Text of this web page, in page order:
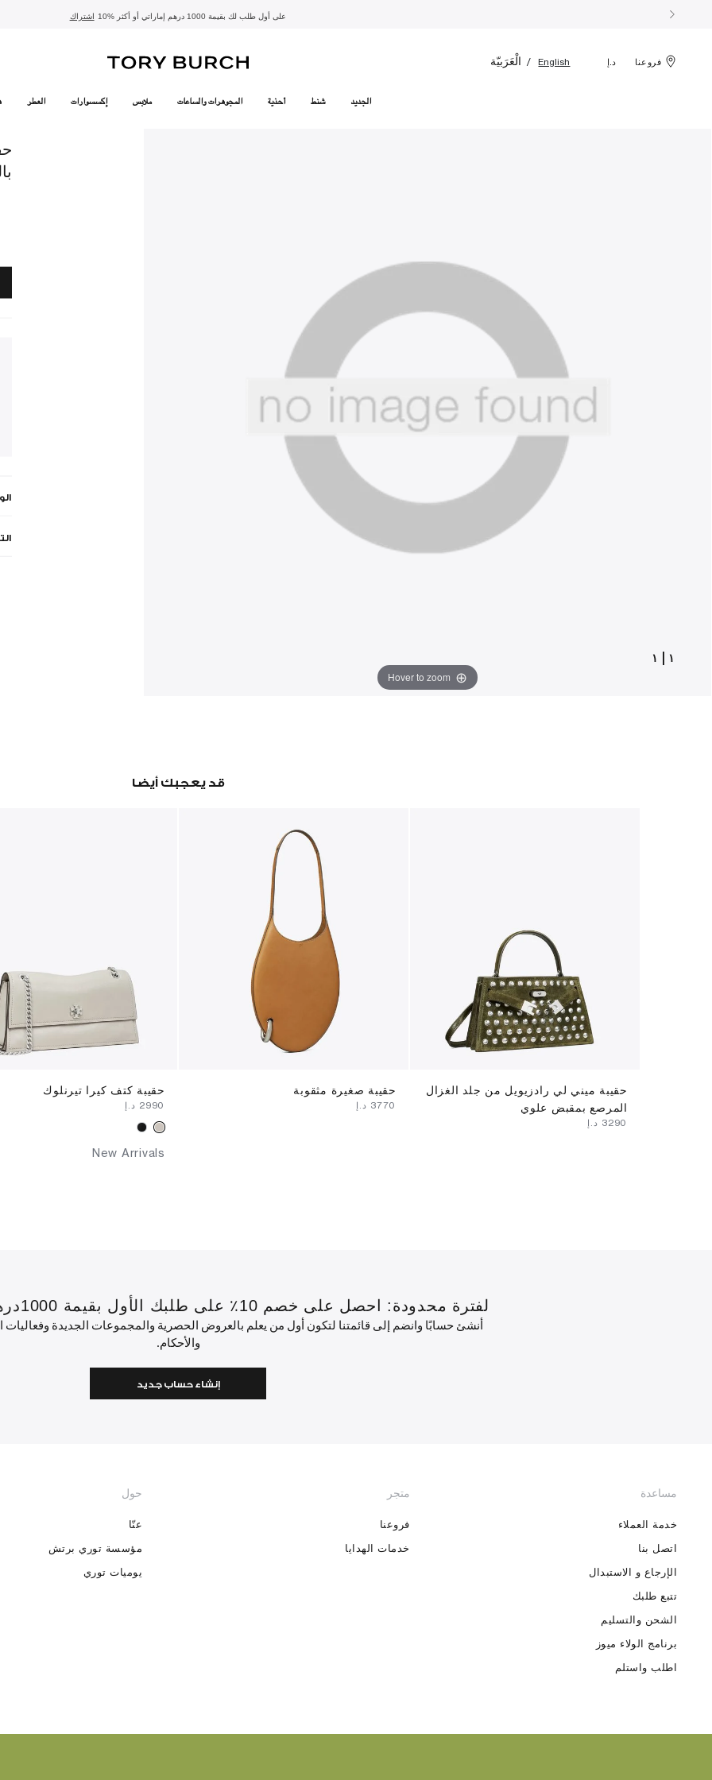
الموسم الجديد: إطلالات العملتسوّقي التشكيلة تشكيلة عيد الأضحىتسوقي اشتراك 10% على أول طلب لك بقيمة 1000 درهم إماراتي أو أكثر تفاصيل - الشحن المجاني تفاصيل - تسوق الآن واستلم في المتجر
فروعنا د.إ English الْعَرَبيّة
الجديد شنط أحذية المجوهرات والساعات ملابس إكسسوارات العطر
Hover to zoom
١ ١
قد يعجبك أيضا
حقيبة ميني لي رادزيويل من جلد الغزال
المرصع بمقبض علوي
حقيبة صغيرة مثقوبة حقيبة كتف كيرا تيرنلوك
New Arrivals
لفترة محدودة: احصل على خصم 10٪ على طلبك الأول بقيمة 1000درهم إماراتي أو أكثر.
أنشئ حسابًا وانضم إلى قائمتنا لتكون أول من يعلم بالعروض الحصرية والمجموعات الجديدة
والأحكام.
إنشاء حساب جديد
مساعدة
خدمة العملاء
اتصل بنا
الإرجاع و الاستبدال
تتبع طلبك
الشحن والتسليم
برنامج الولاء ميوز
اطلب واستلم
متجر
فروعنا
خدمات الهدايا
حول
عنّا
مؤسسة توري برتش
يوميات توري